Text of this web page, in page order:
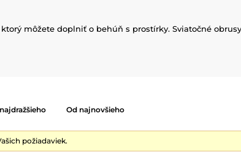
môžete doplniť o behúň s prostírky. Sviatočné
Od najnovšieho
požiadaviek.